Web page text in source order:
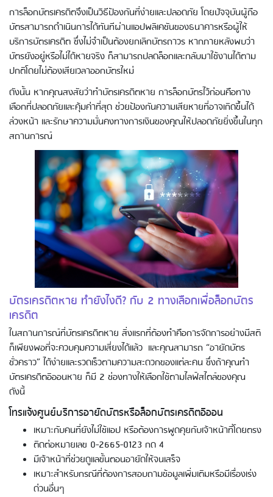
การล็อกบัตรเครดิตจึงเป็นวิธีป้องกันที่ง่ายและปลอดภัย โดยปัจจุบันผู้ถือ
บัตรสามารถดำเนินการได้ทันทีผ่านแอปพลิเคชันของธนาคารหรือผู้ให้
บริการบัตรเครดิต ซึ่งไม่จำเป็นต้องยกเลิกบัตรถาวร หากภายหลังพบว่า
บัตรยังอยู่หรือไม่ได้หายจริง ก็สามารถปลดล็อกและกลับมาใช้งานได้ตาม
ปกติโดยไม่ต้องเสียเวลาออกบัตรใหม่
ดังนั้น หากคุณสงสัยว่าทำบัตรเครดิตหาย การล็อกบัตรไว้ก่อนคือทาง
เลือกที่ปลอดภัยและคุ้มค่าที่สุด ช่วยป้องกันความเสียหายที่อาจเกิดขึ้นได้
ล่วงหน้า และรักษาความมั่นคงทางการเงินของคุณให้ปลอดภัยยิ่งขึ้นในทุก
สถานการณ์
บัตรเครดิตหาย ทำยังไงดี? กับ 2 ทางเลือกเพื่อล็อกบัตร
เครดิต
ในสถานการณ์ที่บัตรเครดิตหาย สิ่งแรกที่ต้องทำคือการจัดการอย่างมีสติ
ก็เพียงพอที่จะควบคุมความเสี่ยงได้แล้ว และคุณสามารถ “อายัดบัตร
ชั่วคราว” ได้ง่ายและรวดเร็วตามความสะดวกของแต่ละคน ซึ่งถ้าคุณทำ
บัตรเครดิตอิออนหาย ก็มี 2 ช่องทางให้เลือกใช้ตามไลฟ์สไตล์ของคุณ
ดังนี้
โทรแจ้งศูนย์บริการอายัดบัตรหรือล็อกบัตรเครดิตอิออน
เหมาะกับคนที่ยังไม่ใช้แอป หรือต้องการพูดคุยกับเจ้าหน้าที่โดยตรง
ติดต่อหมายเลข 0-2665-0123 กด 4
มีเจ้าหน้าที่ช่วยดูแลขั้นตอนอายัดให้จนเสร็จ
เหมาะสำหรับกรณีที่ต้องการสอบถามข้อมูลเพิ่มเติมหรือมีเรื่องเร่ง
ด่วนอื่นๆ